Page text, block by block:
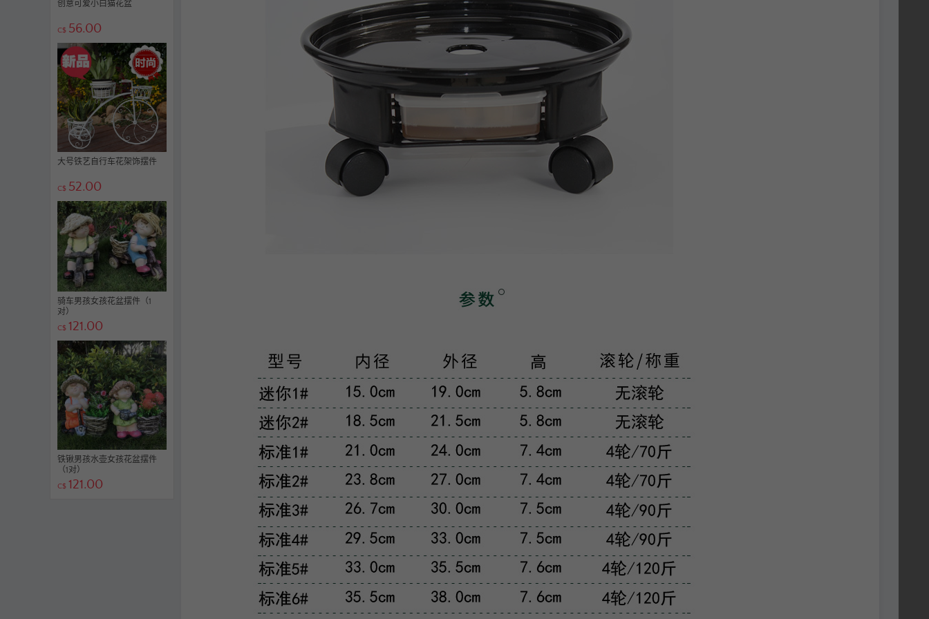
创意可爱小白猫花盆
C$ 56.00
大号铁艺自行车花架饰摆件
C$ 52.00
骑车男孩女孩花盆摆件（1
对）
C$ 121.00
铁锹男孩水壶女孩花盆摆件
（1对）
C$ 121.00